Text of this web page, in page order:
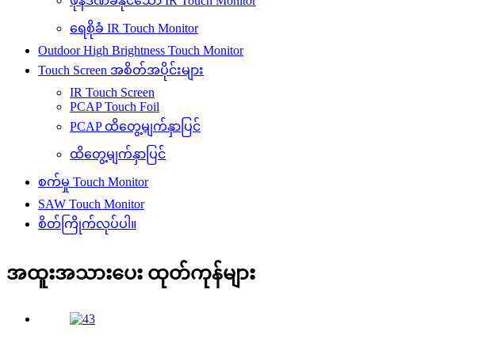
ရေစိုခံ IR Touch Monitor
Outdoor High Brightness Touch Monitor
Touch Screen အစိတ်အပိုင်းများ
IR Touch Screen
PCAP Touch Foil
PCAP ထိတွေ့မျက်နှာပြင်
ထိတွေ့မျက်နှာပြင်
စက်မှု Touch Monitor
SAW Touch Monitor
စိတ်ကြိုက်လုပ်ပါ။
အထူးအသားပေး ထုတ်ကုန်များ